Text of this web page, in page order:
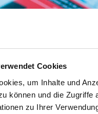
Cookies
um Inhalte und
können und die
zu Ihrer